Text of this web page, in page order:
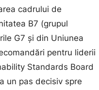
cadrului de
B7 (grupul
G7 și din Uniunea
pentru liderii
Standards Board
un pas decisiv spre